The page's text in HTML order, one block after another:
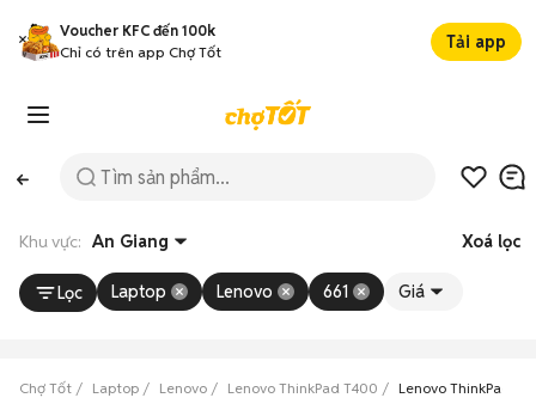
Voucher KFC đến 100k
Chỉ có trên app Chợ Tốt
Tải app
Khu vực: An Giang Xoá lọc
Lọc Laptop Lenovo 661 Giá
Chợ Tốt Laptop Lenovo Lenovo ThinkPad T400 Lenovo ThinkPad